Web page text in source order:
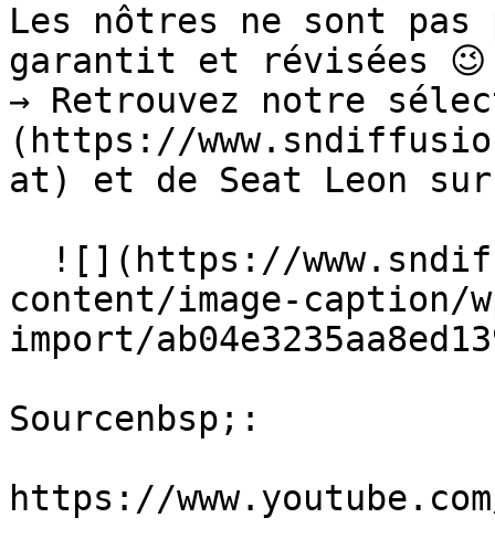
Les nôtres ne sont
garantit et révisées 😉
→ Retrouvez notre
(https://
at) et de Seat Leon
content/image-caption/
import/
Sourcenbsp;:
https://